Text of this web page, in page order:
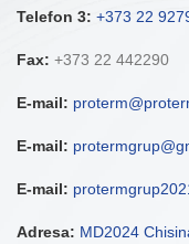
Telefon 3: +373 22
Fax: +373 22 442290
E-mail:
E-mail:
E-mail:
Adresa: MD2024